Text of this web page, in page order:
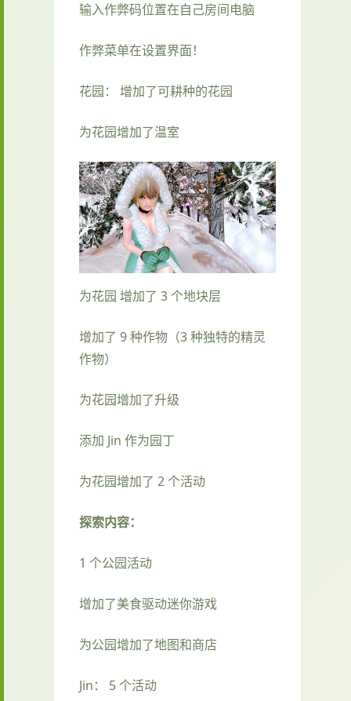
输入作弊码位置在自己房间电脑
作弊菜单在设置界面！
花园： 增加了可耕种的花园
为花园增加了温室
为花园 增加了 3 个地块层
增加了 9 种作物（3 种独特的精灵
作物）
为花园增加了升级
添加 Jin 作为园丁
为花园增加了 2 个活动
探索内容：
1 个公园活动
增加了美食驱动迷你游戏
为公园增加了地图和商店
Jin： 5 个活动